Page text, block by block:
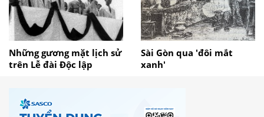
Những gương mặt lịch sử
trên Lễ đài Độc lập
Sài Gòn qua 'đôi mắt
xanh'